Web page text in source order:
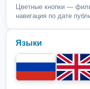
Цветные кнопки —
навигация по дате
Языки